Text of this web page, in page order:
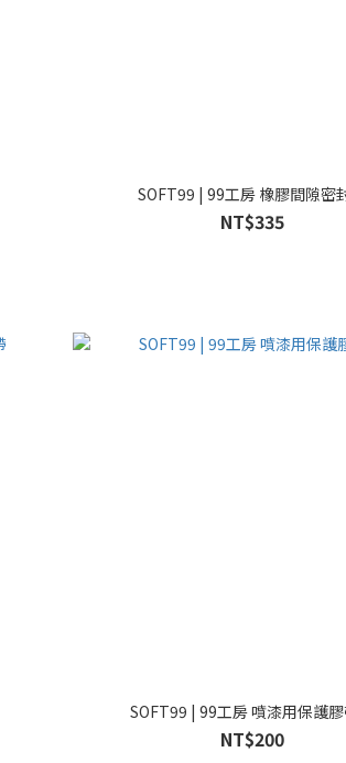
SOFT99 | 99工房 橡膠間隙密
NT$335
SOFT99 | 99工房 噴漆用保護
NT$200